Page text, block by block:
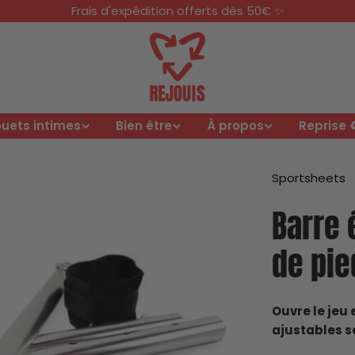
Frais d'expédition offerts dés 50€ ✨
intimes Bien être À propos Reprise
Sportsheets
Barre
de
Ouvre le jeu
ajustables